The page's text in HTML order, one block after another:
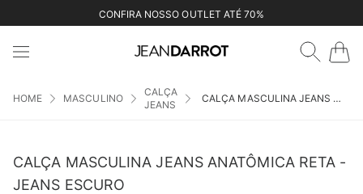
CONFIRA NOSSO OUTLET ATÉ 70%
MASCULINO
CALÇA
JEANS
CALÇA MASCULINA JEANS ANATÔMICA RETA - JEANS ESCURO
CALÇA MASCULINA JEANS ANATÔMICA RETA -
JEANS ESCURO